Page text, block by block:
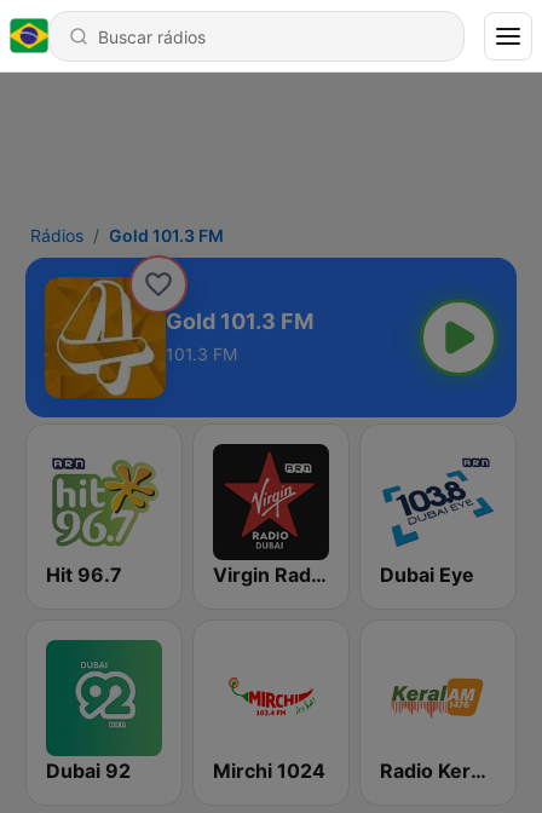
Rádios Gold 101.3 FM
Gold 101.3 FM
101.3 FM
Hit 96.7 Virgin Radio Dubai (UAE Only) Dubai Eye
Dubai 92 Mirchi 1024 Radio Keralam